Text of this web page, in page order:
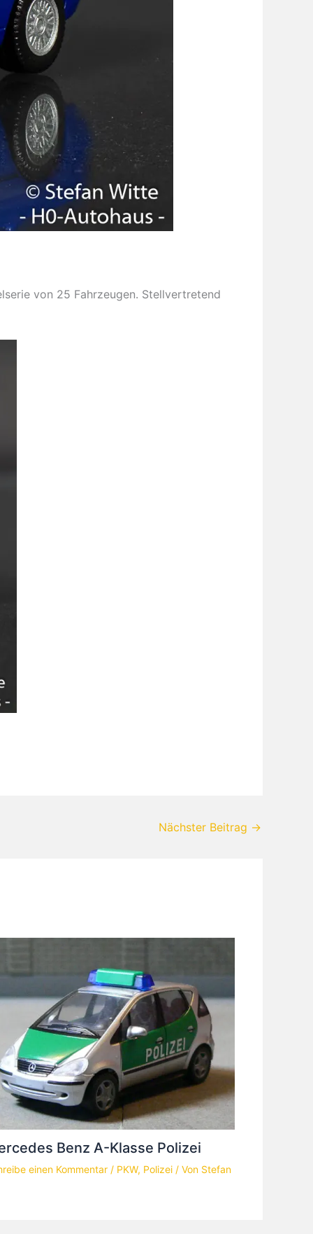
von 25 Fahrzeugen. Stellvertretend
Nächster Beitrag →
Benz A-Klasse Polizei
einen Kommentar / PKW, Polizei / Von Stefan